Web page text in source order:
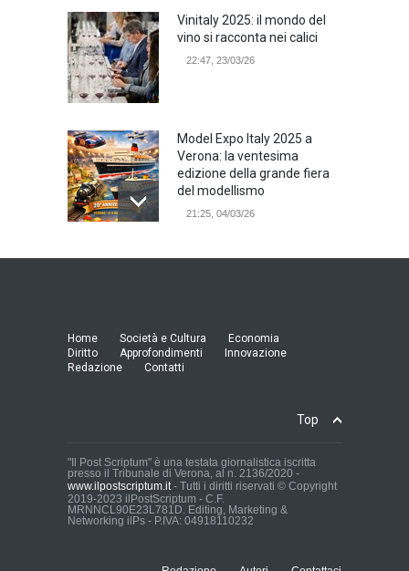
Vinitaly 2025: il mondo del
vino si racconta nei calici
22:47, 23/03/26
Model Expo Italy 2025 a
Verona: la ventesima
edizione della grande fiera
del modellismo
21:25, 04/03/26
Verona Domani, aumenta il
In Memoria di Albino Perolo:
possibile il Parco delle Mura
23:01, 27/06/23
Arena di Verona 2026: chi
paga il Moulin Rouge?
Home Società e Cultura
Economia
Diritto
Approfondimenti
Innovazione
Redazione
Contatti
Top
"Il Post Scriptum" è una testata giornalistica iscritta
presso il Tribunale di Verona, al n. 2136/2020 -
www.ilpostscriptum.it- Tutti i diritti riservati © Copyright
2019-2023 ilPostScriptum - C.F.
MRNNCL90E23L781D. Editing, Marketing &
Networking ilPs - P.IVA: 04918110232